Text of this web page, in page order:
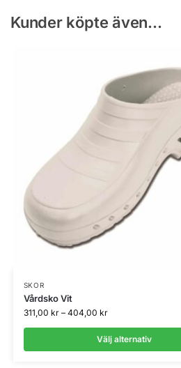
Kunder köpte även...
SKOR
Vårdsko Vit
311,00 kr – 404,00 kr
Välj alternativ